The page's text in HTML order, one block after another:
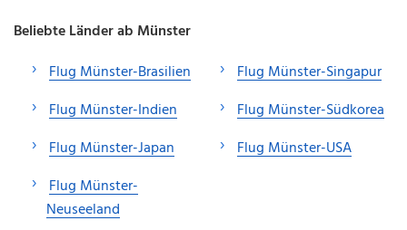
Beliebte Länder ab Münster
Flug Münster-Brasilien
Flug Münster-Indien
Flug Münster-Japan
Flug Münster-
Neuseeland
Flug Münster-Singapur
Flug Münster-Südkorea
Flug Münster-USA